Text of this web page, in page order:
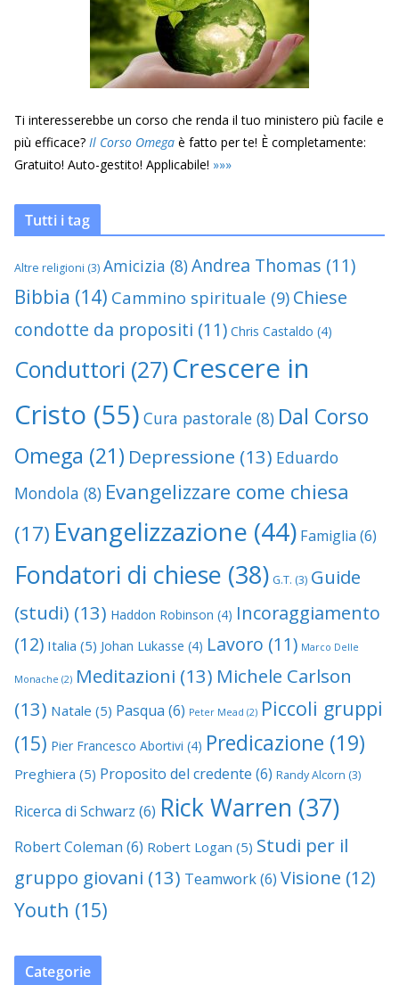
Ti interesserebbe un corso che renda il tuo ministero più facile e
più efficace? Il Corso Omega è fatto per te! È completamente:
Gratuito! Auto-gestito! Applicabile! »»»
Tutti i tag
Altre religioni (3) Amicizia (8)Andrea Thomas (11)
Bibbia (14) Cammino spirituale (9) Chiese
condotte da propositi (11) Chris Castaldo (4)
Conduttori (27) Crescere in
Cristo (55) Cura pastorale (8) Dal Corso
Omega (21) Depressione (13) Eduardo
Mondola (8) Evangelizzare come chiesa
(17) Evangelizzazione (44) Famiglia (6)
Fondatori di chiese (38) G.T. (3) Guide
(studi) (13) Haddon Robinson (4) Incoraggiamento
(12) Italia (5) Johan Lukasse (4) Lavoro (11) Marco Delle
Monache (2) Meditazioni (13) Michele Carlson
(13) Natale (5) Pasqua (6) Peter Mead (2) Piccoli gruppi
(15) Pier Francesco Abortivi (4) Predicazione (19)
Preghiera (5) Proposito del credente (6) Randy Alcorn (3)
Ricerca di Schwarz (6) Rick Warren (37)
Robert Coleman (6) Robert Logan (5) Studi per il
gruppo giovani (13) Teamwork(6) Visione (12)
Youth (15)
Categorie